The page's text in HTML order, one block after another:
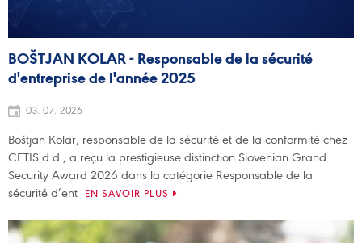
BOŠTJAN KOLAR - Responsable de la sécurité
d'entreprise de l'année 2025
03. 07. 2026
Boštjan Kolar, responsable de la sécurité et de la conformité chez
CETIS d.d., a reçu la prestigieuse distinction Slovenian Grand
Security Award 2026 dans la catégorie Responsable de la
sécurité d’ent
EN SAVOIR PLUS